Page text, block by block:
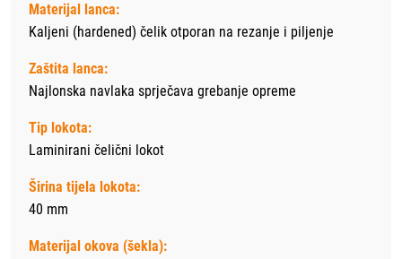
Materijal lanca:
Kaljeni (hardened) čelik otporan na rezanje i piljenje
Zaštita lanca:
Najlonska navlaka sprječava grebanje opreme
Tip lokota:
Laminirani čelični lokot
Širina tijela lokota:
40 mm
Materijal okova (šekla):